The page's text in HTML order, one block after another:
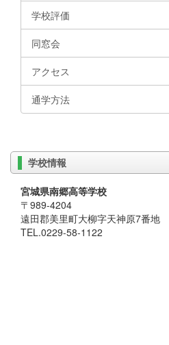
学校評価
同窓会
アクセス
通学方法
学校情報
宮城県南郷高等学校
〒989-4204
遠田郡美里町大柳字天神原7番地
TEL.0229-58-1122